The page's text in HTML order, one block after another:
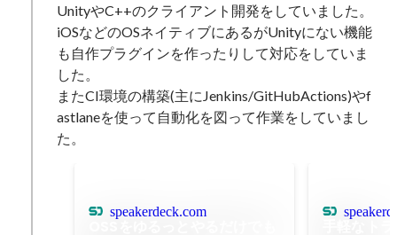
UnityやC++のクライアント開発をしていました。
iOSなどのOSネイティブにあるがUnityにない機能
も自作プラグインを作ったりして対応をしていま
した。
またCI環境の構築(主にJenkins/GitHubActions)やf
astlaneを使って自動化を図って作業をしていまし
た。
speakerdeck.com